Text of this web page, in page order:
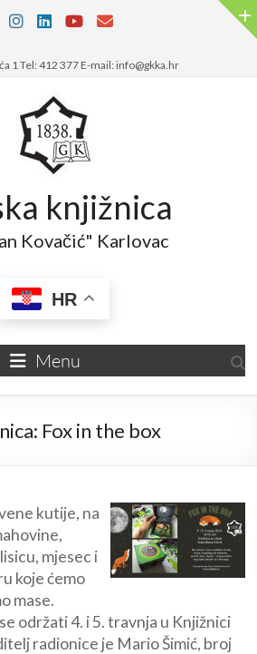
1 Tel: 412 377 E-mail: info@gkka.hr
knjižnica
Kovačić" Karlovac
HR
Menu
Fox in the box
kutije, na
mjesec i
koje ćemo
mase.
održati 4. i 5. travnja u Knjižnici
radionice je Mario Šimić, broj